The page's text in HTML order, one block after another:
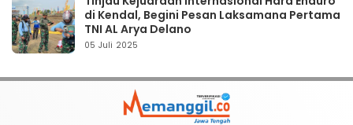
di Kendal, Begini Pesan Laksamana Pertama
TNI AL Arya Delano
05 Juli 2025